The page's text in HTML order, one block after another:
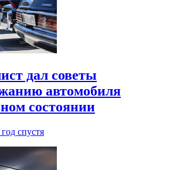
дал советы
автомобиля
состоянии
год спустя